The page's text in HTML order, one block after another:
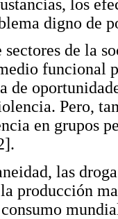
los
digno de
sectores de la
funcional
de
Pero,
en grupos
las
producción